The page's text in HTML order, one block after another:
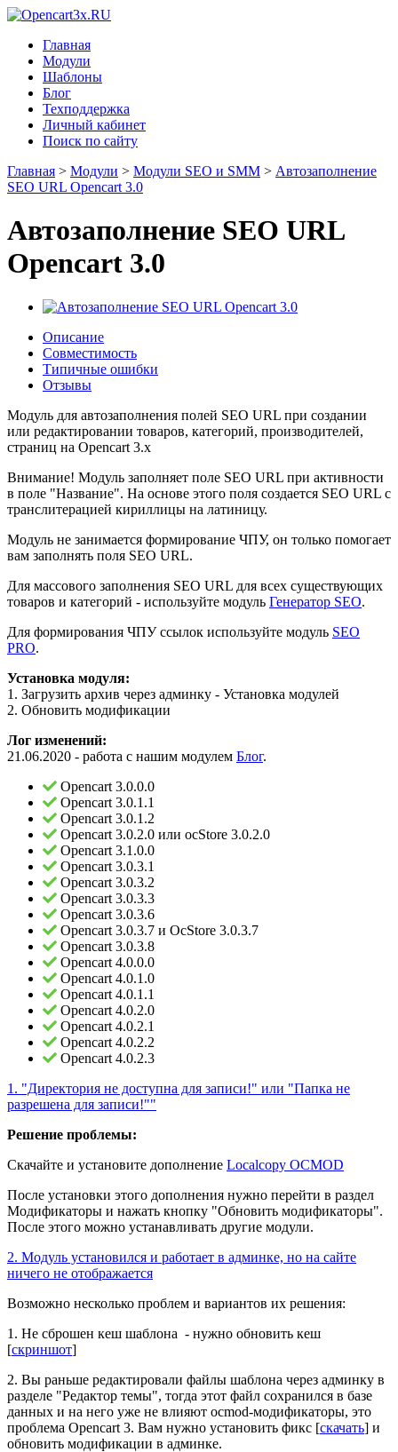
Главная
Модули
Шаблоны
Блог
Техподдержка
Личный кабинет
Поиск по сайту
Главная > Модули > Модули SEO и SMM > Автозаполнение
SEO URL Opencart 3.0
Автозаполнение SEO URL
Opencart 3.0
Описание
Совместимость
Типичные ошибки
Отзывы
Модуль для автозаполнения полей SEO URL при создании
или редактировании товаров, категорий, производителей,
страниц на Opencart 3.x
Внимание! Модуль заполняет поле SEO URL при активности
в поле "Название". На основе этого поля создается SEO URL с
транслитерацией кириллицы на латиницу.
Модуль не занимается формирование ЧПУ, он только помогает
вам заполнять поля SEO URL.
Для массового заполнения SEO URL для всех существующих
товаров и категорий - используйте модуль Генератор SEO.
Для формирования ЧПУ ссылок используйте модуль SEO
PRO.
Установка модуля:
1. Загрузить архив через админку - Установка модулей
2. Обновить модификации
Лог изменений:
21.06.2020 - работа с нашим модулем Блог.
Opencart 3.0.0.0
Opencart 3.0.1.1
Opencart 3.0.1.2
Opencart 3.0.2.0 или ocStore 3.0.2.0
Opencart 3.1.0.0
Opencart 3.0.3.1
Opencart 3.0.3.2
Opencart 3.0.3.3
Opencart 3.0.3.6
Opencart 3.0.3.7 и OcStore 3.0.3.7
Opencart 3.0.3.8
Opencart 4.0.0.0
Opencart 4.0.1.0
Opencart 4.0.1.1
Opencart 4.0.2.0
Opencart 4.0.2.1
Opencart 4.0.2.2
Opencart 4.0.2.3
1. "Директория не доступна для записи!" или "Папка не
разрешена для записи!""
Решение проблемы:
Скачайте и установите дополнение Localcopy OCMOD
После установки этого дополнения нужно перейти в раздел
Модификаторы и нажать кнопку "Обновить модификаторы".
После этого можно устанавливать другие модули.
2. Модуль установился и работает в админке, но на сайте
ничего не отображается
Возможно несколько проблем и вариантов их решения:
1. Не сброшен кеш шаблона - нужно обновить кеш
[скриншот]
2. Вы раньше редактировали файлы шаблона через админку в
разделе "Редактор темы", тогда этот файл сохранился в базе
данных и на него уже не влияют ocmod-модификаторы, это
проблема Opencart 3. Вам нужно установить фикс [скачать] и
обновить модификации в админке.